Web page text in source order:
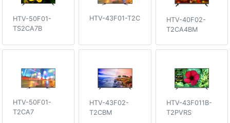
HTV-50F01-
TS2CA7B
HTV-43F01-T2C
HTV-40F02-
T2CA4BM
HTV-50F01-
T2CA7
HTV-43F02-
T2CBM
HTV-43F011B-
T2PVRS